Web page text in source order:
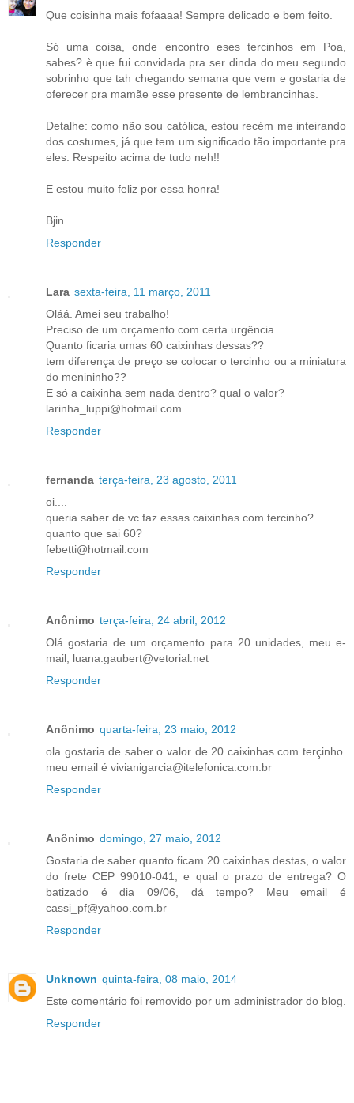
Que coisinha mais fofaaaa! Sempre delicado e bem feito.
Só uma coisa, onde encontro eses tercinhos em Poa,
sabes? è que fui convidada pra ser dinda do meu segundo
sobrinho que tah chegando semana que vem e gostaria de
oferecer pra mamãe esse presente de lembrancinhas.
Detalhe: como não sou católica, estou recém me inteirando
dos costumes, já que tem um significado tão importante pra
eles. Respeito acima de tudo neh!!
E estou muito feliz por essa honra!
Bjin
Responder
Lara sexta-feira, 11 março, 2011
Oláá. Amei seu trabalho!
Preciso de um orçamento com certa urgência...
Quanto ficaria umas 60 caixinhas dessas??
tem diferença de preço se colocar o tercinho ou a miniatura
do menininho??
E só a caixinha sem nada dentro? qual o valor?
larinha_luppi@hotmail.com
Responder
fernanda terça-feira, 23 agosto, 2011
oi....
queria saber de vc faz essas caixinhas com tercinho?
quanto que sai 60?
febetti@hotmail.com
Responder
Anônimo terça-feira, 24 abril, 2012
Olá gostaria de um orçamento para 20 unidades, meu e-
mail, luana.gaubert@vetorial.net
Responder
Anônimo quarta-feira, 23 maio, 2012
ola gostaria de saber o valor de 20 caixinhas com terçinho.
meu email é vivianigarcia@itelefonica.com.br
Responder
Anônimo domingo, 27 maio, 2012
Gostaria de saber quanto ficam 20 caixinhas destas, o valor
do frete CEP 99010-041, e qual o prazo de entrega? O
batizado é dia 09/06, dá tempo? Meu email é
cassi_pf@yahoo.com.br
Responder
Unknown quinta-feira, 08 maio, 2014
Este comentário foi removido por um administrador do blog.
Responder